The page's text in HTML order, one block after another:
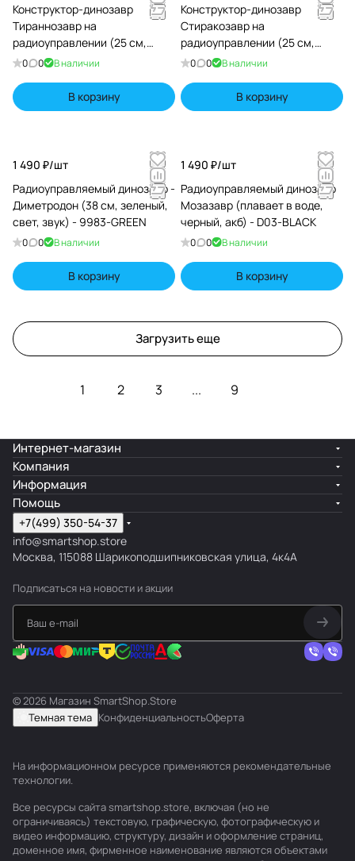
Конструктор-динозавр
Тираннозавр на
радиоуправлении (25 см,
шуруповерт, звук, свет) -
0 0 В наличии
В корзину
Конструктор-динозавр
Стиракозавр на
радиоуправлении (25 см,
шуруповерт, звук, свет) -
0 0 В наличии
В корзину
1 490 ₽/шт
Радиоуправляемый динозавр -
Диметродон (38 см, зеленый,
свет, звук) - 9983-GREEN
0 0 В наличии
В корзину
1 490 ₽/шт
Радиоуправляемый динозавр
Мозазавр (плавает в воде,
черный, акб) - D03-BLACK
0 0 В наличии
В корзину
Загрузить еще
1 2 3 ... 9
Интернет-магазин
Компания
Информация
Помощь
+7(499) 350-54-37
info@smartshop.store
Москва, 115088 Шарикоподшипниковская улица, 4к4А
Подписаться на новости и акции
© 2026 Магазин SmartShop.Store
Темная тема КонфиденциальностьОферта
На информационном ресурсе применяются рекомендательные
технологии.
Все ресурсы сайта smartshop.store, включая (но не
ограничиваясь) текстовую, графическую, фотографическую и
видео информацию, структуру, дизайн и оформление страниц,
доменное имя, фирменное наименование являются объектами